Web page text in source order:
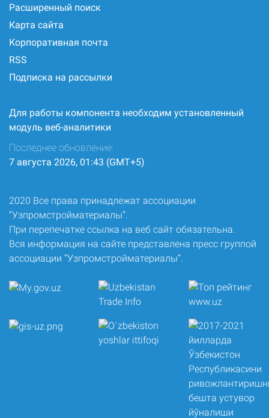
Расширенный поиск
Карта сайта
Корпоративная почта
RSS
Подписка на рассылки
Для работы компонента необходим установленный
модуль веб-аналитики
Последнее обновление:
7 августа 2026, 01:43 (GMT+5)
2020 Все права принадлежат ассоциации
“Узпромстройматериалы”.
При перепечатке ссылка на веб сайт обязательна.
Вся информация на сайте представлена пресс группой
ассоциации “Узпромстройматериалы”.